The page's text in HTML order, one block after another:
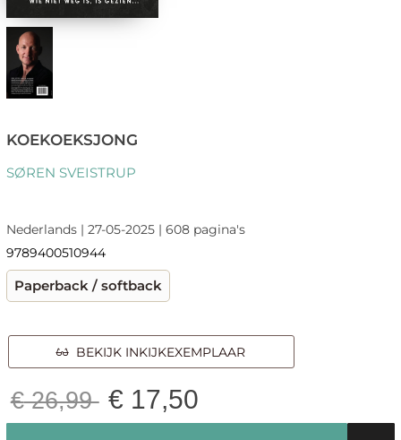
KOEKOEKSJONG
SØREN SVEISTRUP
Nederlands | 27-05-2025 | 608 pagina's
9789400510944
Paperback / softback
BEKIJK INKIJKEXEMPLAAR
€26,99 € 17,50